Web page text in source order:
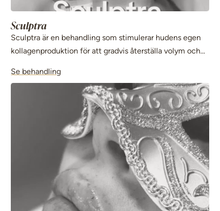
Sculptra
Sculptra är en behandling som stimulerar hudens egen
kollagenproduktion för att gradvis återställa volym och
långvarigt lyft.
Se behandling